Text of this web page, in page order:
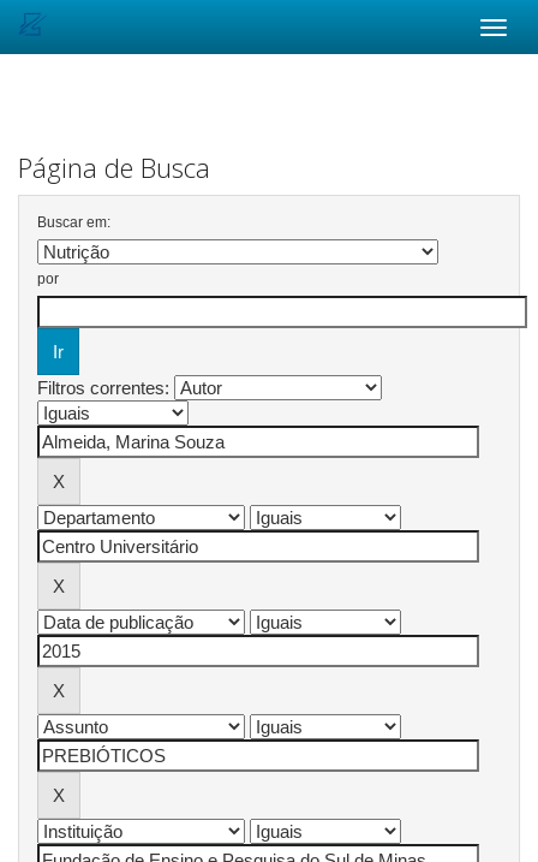
Página de Busca
Buscar em:
por
Filtros correntes: